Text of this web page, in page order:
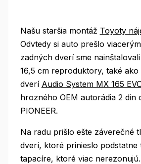
Našu staršia montáž Toyoty
Odvtedy si auto prešlo
zadných dverí sme
16,5 cm reproduktory, také
dverí Audio System MX 165
hrozného OEM autorádia 2 din
PIONEER.
Na radu prišlo ešte záverečné
dverí, ktoré prinieslo podstatne
tapacíre, ktoré viac